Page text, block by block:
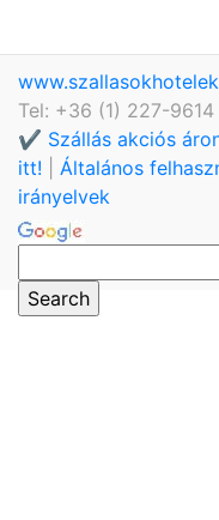
Tel: +36 (1) 227-9614
✔️ Szállás akciós
itt!
Általános
irányelvek